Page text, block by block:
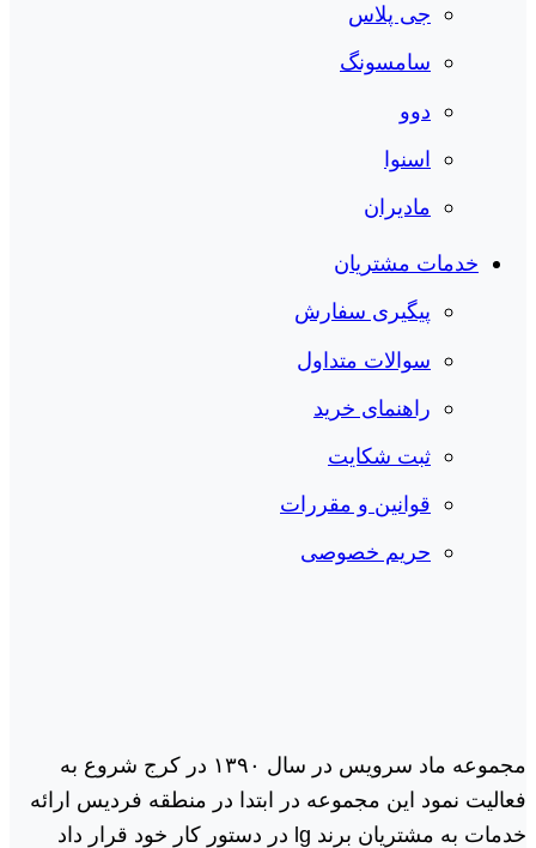
جی پلاس
سامسونگ
دوو
اسنوا
مادیران
خدمات مشتریان
پیگیری سفارش
سوالات متداول
راهنمای خرید
ثبت شکایت
قوانین و مقررات
حریم خصوصی
مجموعه ماد سرویس در سال ١٣٩٠ در کرج شروع به
فعالیت نمود این مجموعه در ابتدا در منطقه فردیس ارائه
خدمات به مشتریان برند lg در دستور کار خود قرار داد